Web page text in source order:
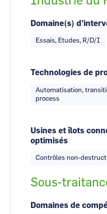
Domaine(s)
Essais, Etudes, R/D/I
Technologies de
Automatisation,
process
Usines et îlots
optimisés
Contrôles non-
Sous-
Domaines de